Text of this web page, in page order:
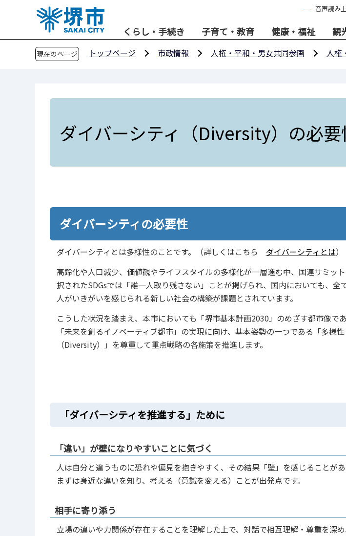
音声読み
くらし・手続き 子育て・教育 健康・福祉 観
現在のページ トップページ 市政情報 人権・平和・男女共同参画 人権
ダイバーシティ（Diversity）の必要
ダイバーシティの必要性
ダイバーシティとは多様性のことです。（詳しくはこちら ダイバーシティとは）
高齢化や人口減少、価値観やライフスタイルの多様化が一層進む中、国連サミッ
択されたSDGsでは「誰一人取り残さない」ことが掲げられ、国内においても、全
人がいきがいを感じられる新しい社会の構築が課題とされています。
こうした状況を踏まえ、本市においても「堺市基本計画2030」のめざす都市像で
「未来を創るイノベーティブ都市」の実現に向け、基本姿勢の一つである「多様性
（Diversity）」を尊重して重点戦略の各施策を推進します。
「ダイバーシティを推進する」ために
「違い」が壁になりやすいことに気づく
人は自分と違うものに恐れや偏見を抱きやすく、その結果「壁」を感じることがあ
まずは身近な違いを知り、考える（意識を変える）ことが出発点です。
相手に寄り添う
立場の違いや力関係が存在することを理解した上で、対話で相互理解・尊重を深